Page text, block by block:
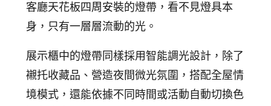
客廳天花板四周安裝的燈帶，看不見燈具本
身，只有一層層流動的光。
展示櫃中的燈帶同樣採用智能調光設計，除了
襯托收藏品、營造夜間微光氛圍，搭配全屋情
境模式，還能依據不同時間或活動自動切換色